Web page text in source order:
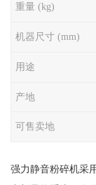
重量 (kg)
机器尺寸 (mm)
用途
产地
可售卖地
强力静音粉碎机采